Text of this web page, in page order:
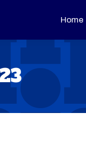
Home
Home